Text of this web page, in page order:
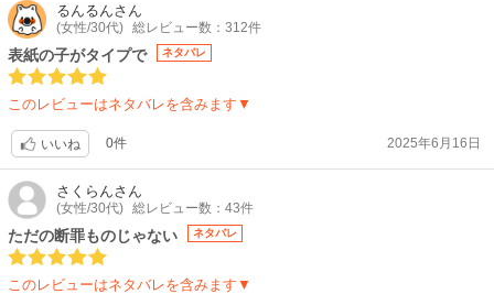
るんるんさん
(女性/30代) 総レビュー数：312件
表紙の子がタイプで ネタバレ
このレビューはネタバレを含みます▼
いいね 0件 2025年6月16日
さくらんさん
(女性/30代) 総レビュー数：43件
ただの断罪ものじゃない ネタバレ
このレビューはネタバレを含みます▼